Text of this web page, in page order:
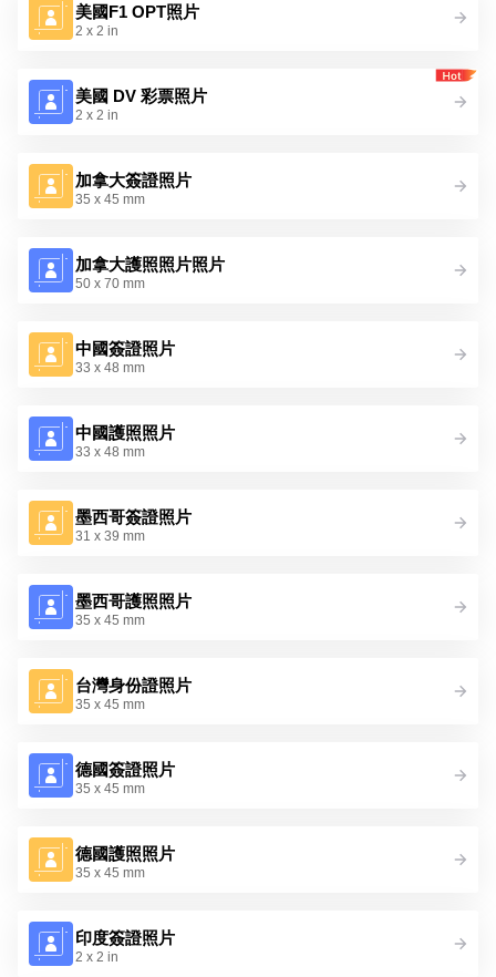
美國F1 OPT照片
2 x 2 in
美國 DV 彩票照片
2 x 2 in
加拿大簽證照片
35 x 45 mm
加拿大護照照片照片
50 x 70 mm
中國簽證照片
33 x 48 mm
中國護照照片
33 x 48 mm
墨西哥簽證照片
31 x 39 mm
墨西哥護照照​​片
35 x 45 mm
台灣身份證照片
35 x 45 mm
德國簽證照片
35 x 45 mm
德國護照照片
35 x 45 mm
印度簽證照片
2 x 2 in